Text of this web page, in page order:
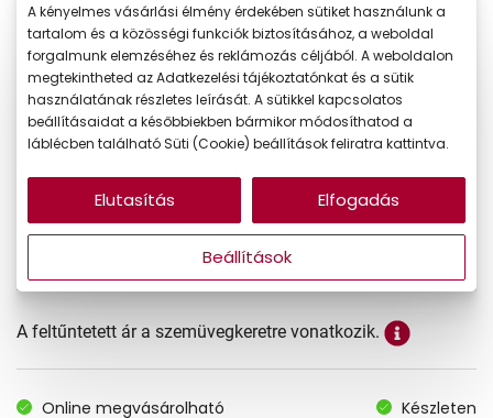
Ár: 83.990 Ft
A feltűntetett ár a szemüvegkeretre vonatkozik.
Online megvásárolható
Készleten
A kényelmes vásárlási élmény érdekében sütiket használunk a
tartalom és a közösségi funkciók biztosításához, a weboldal
forgalmunk elemzéséhez és reklámozás céljából. A weboldalon
megtekintheted az Adatkezelési tájékoztatónkat és a sütik
használatának részletes leírását. A sütikkel kapcsolatos
beállításaidat a későbbiekben bármikor módosíthatod a
láblécben található Süti (Cookie) beállítások feliratra kattintva.
Beállítások
Elutasítás Elfogadás